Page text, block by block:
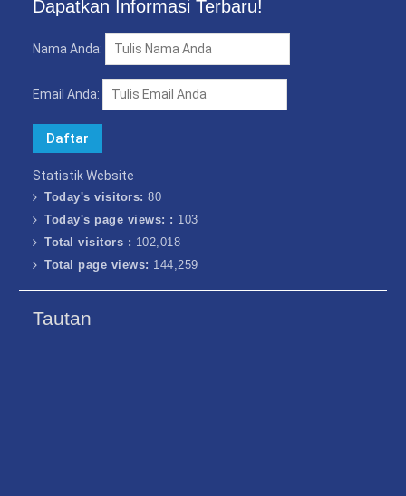
Dapatkan Informasi Terbaru!
Nama Anda:
Email Anda:
Statistik Website
Today's visitors:80
Today's page views: : 103
Total visitors : 102,018
Total page views: 144,259
Tautan